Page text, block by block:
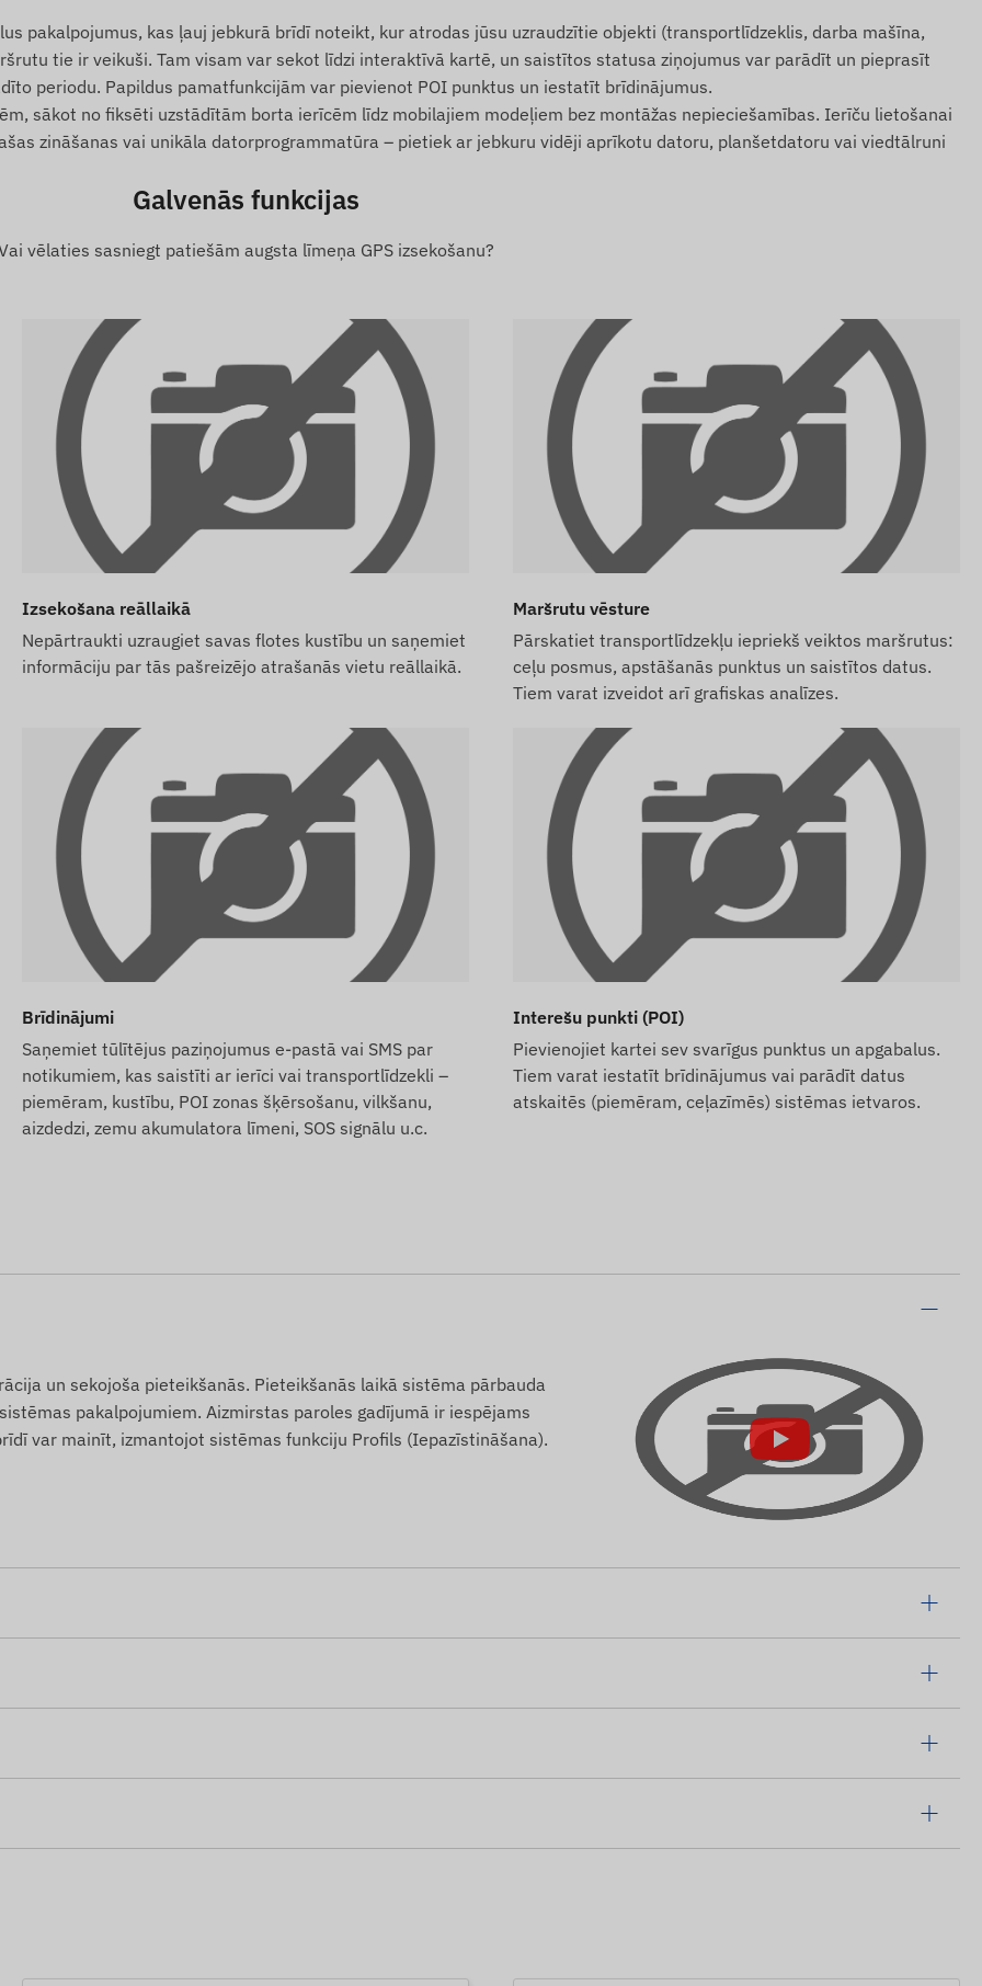
ar pozicionēšanas satelītu sistēmām un mobilo
uz lietotāja tālruni vai centrālo sistēmu.
mēs to nododam ar rūpnīcas iestatījumiem. Jums
tās iestatījumiem un kartes uzturēšanu
bet ne SIM karti, mēs nodosim ierīci jau
SIM kartes iegāde, iestatīšana un uzturēšana
arī SIM karti no mums, mēs nodosim ierīci un SIM
paziņojumiem vēlaties izmantot arī mūsu
arī SMS kredītu paku mūsu interneta
publicēto informāciju, kas ne vienmēr ir precīza vai
mainīt noteiktus produkta parametrus vai
vietnē notiek pēc izmaiņu konstatēšanas un
pakalpojumus, kas ļauj jebkurā brīdī noteikt, kur atrodas jūsu uzraudzītie objekti (transportlīdzeklis, darba mašīna,
tie ir veikuši. Tam visam var sekot līdzi interaktīvā kartē, un saistītos statusa ziņojumus var parādīt un pieprasīt
periodu. Papildus pamatfunkcijām var pievienot POI punktus un iestatīt brīdinājumus.
sākot no fiksēti uzstādītām borta ierīcēm līdz mobilajiem modeļiem bez montāžas nepieciešamības. Ierīču lietošanai
zināšanas vai unikāla datorprogrammatūra – pietiek ar jebkuru vidēji aprīkotu datoru, planšetdatoru vai viedtālruni
Galvenās funkcijas
vēlaties sasniegt patiešām augsta līmeņa GPS izsekošanu?
Izsekošana reāllaikā
Nepārtraukti uzraugiet savas flotes kustību un saņemiet
informāciju par tās pašreizējo atrašanās vietu reāllaikā.
Maršrutu vēsture
Pārskatiet transportlīdzekļu iepriekš veiktos maršrutus:
ceļu posmus, apstāšanās punktus un saistītos datus.
Tiem varat izveidot arī grafiskas analīzes.
Brīdinājumi
Saņemiet tūlītējus paziņojumus e-pastā vai SMS par
notikumiem, kas saistīti ar ierīci vai transportlīdzekli –
piemēram, kustību, POI zonas šķērsošanu, vilkšanu,
aizdedzi, zemu akumulatora līmeni, SOS signālu u.c.
Interešu punkti (POI)
Pievienojiet kartei sev svarīgus punktus un apgabalus.
Tiem varat iestatīt brīdinājumus vai parādīt datus
atskaitēs (piemēram, ceļazīmēs) sistēmas ietvaros.
un sekojoša pieteikšanās. Pieteikšanās laikā sistēma pārbauda
pakalpojumiem. Aizmirstas paroles gadījumā ir iespējams
var mainīt, izmantojot sistēmas funkciju Profils (Iepazīstināšana).